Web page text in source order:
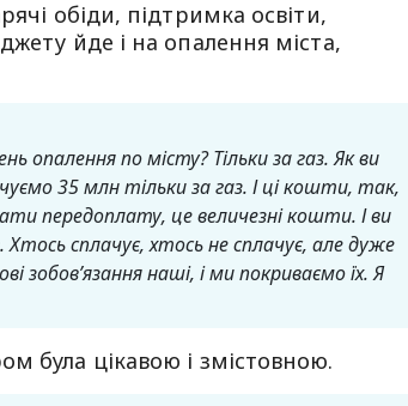
обіди, підтримка освіти,
йде і на опалення міста,
опалення по місту? Тільки за газ. Як ви
35 млн тільки за газ. І ці кошти, так,
передоплату, це величезні кошти. І ви
сплачує, хтось не сплачує, але дуже
наші, і ми покриваємо їх. Я
була цікавою і змістовною.